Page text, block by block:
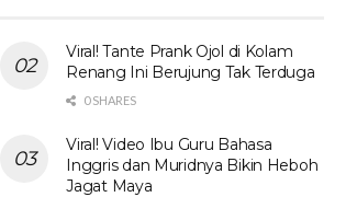
Viral! Tante Prank Ojol di Kolam
Renang Ini Berujung Tak Terduga
0 SHARES
Viral! Video Ibu Guru Bahasa
Inggris dan Muridnya Bikin Heboh
Jagat Maya